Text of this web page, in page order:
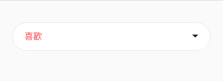
主頁
喜歡
關於